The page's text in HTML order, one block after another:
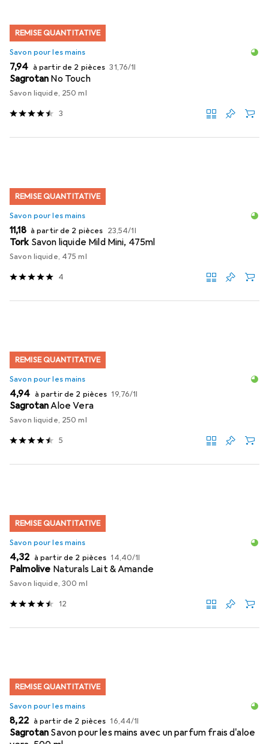
REMISE QUANTITATIVE
Savon pour les mains
EUR
7,94 à partir de 2 pièces EUR
31,76/1l
Sagrotan No Touch
Savon liquide, 250 ml
3
REMISE QUANTITATIVE
Savon pour les mains
EUR
11,18 à partir de 2 pièces EUR
23,54/1l
Tork Savon liquide Mild Mini, 475ml
Savon liquide, 475 ml
4
REMISE QUANTITATIVE
Savon pour les mains
EUR
4,94 à partir de 2 pièces EUR
19,76/1l
SagrotanAloe Vera
Savon liquide, 250 ml
5
REMISE QUANTITATIVE
Savon pour les mains
EUR
4,32 à partir de 2 pièces EUR
14,40/1l
Palmolive Naturals Lait & Amande
Savon liquide, 300 ml
12
REMISE QUANTITATIVE
Savon pour les mains
EUR
8,22 à partir de 2 pièces EUR
16,44/1l
Sagrotan Savon pour les mains avec un parfum frais d'aloe